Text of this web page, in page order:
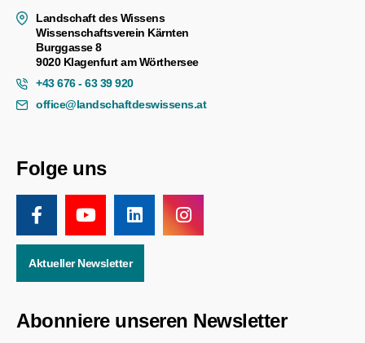
Landschaft des Wissens
Wissenschaftsverein Kärnten
Burggasse 8
9020 Klagenfurt am Wörthersee
+43 676 - 63 39 920
office@landschaftdeswissens.at
Folge uns
Aktueller Newsletter
Abonniere unseren Newsletter